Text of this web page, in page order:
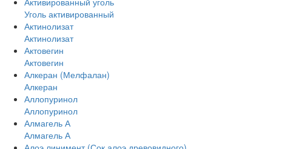
Уголь активированный
Актинолизат
Актинолизат
Актовегин
Актовегин
Алкеран (Мелфалан)
Алкеран
Аллопуринол
Аллопуринол
Алмагель А
Алмагель А